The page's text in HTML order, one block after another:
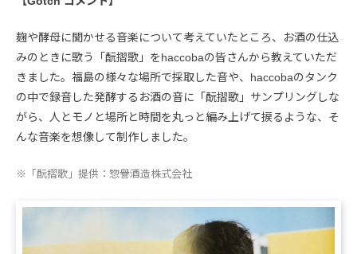
麹や酵母に聞かせる音楽について考えていたところ、お酒の仕込
みのときに歌う「酛摺歌」をhaccobaの皆さんから教えていただ
きました。福島の様々な場所で採取した音や、haccobaのタンク
の中で録音した発酵するお酒の音に「酛摺歌」サンプリングしな
がら、人とモノと場所と時間を丸っと編み上げて捩るような、そ
んな音楽を想像して制作しました。
※「酛摺歌」提供：惣譽酒造株式会社